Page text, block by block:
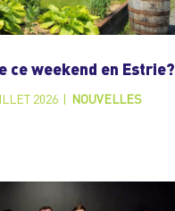
ce weekend en Estrie?
2026 NOUVELLES